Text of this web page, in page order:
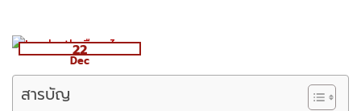
22
Dec
สารบัญ